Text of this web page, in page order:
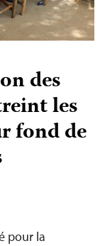
des
les
fond de
pour la